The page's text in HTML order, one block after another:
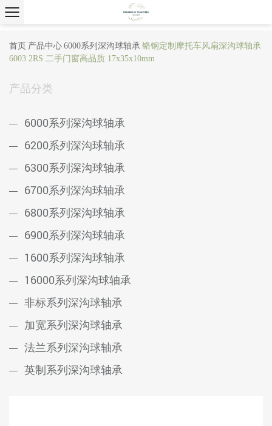
首页 产品中心 6000系列深沟球轴承 铬钢定制摩托车风扇深沟球轴承
6003 2RS 二手门窗高品质 17x35x10mm
产品分类
6000系列深沟球轴承
6200系列深沟球轴承
6300系列深沟球轴承
6700系列深沟球轴承
6800系列深沟球轴承
6900系列深沟球轴承
1600系列深沟球轴承
16000系列深沟球轴承
非标系列深沟球轴承
加宽系列深沟球轴承
法兰系列深沟球轴承
英制系列深沟球轴承